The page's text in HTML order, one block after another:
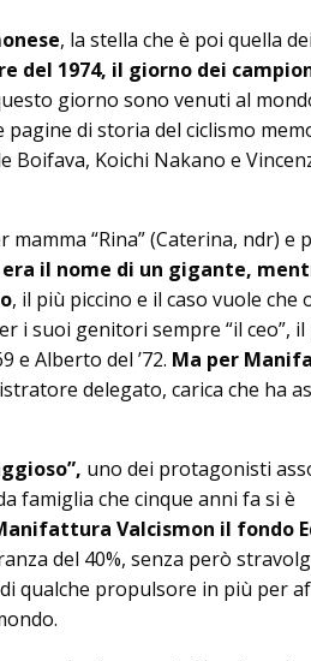
, la stella che è poi quella
del 1974, il giorno dei
giorno sono venuti al
di storia del ciclismo
Boi­fava, Koichi Nakano e
“Rina” (Caterina, ndr) e
il nome di un gigante,
, il più piccino e il caso vuole che
i suoi genitori sempre “il ceo”, il
e Alberto del ’72. Ma per
delegato, carica che ha
uno dei protagonisti
famiglia che cinque anni fa si è
Valcismon il fondo
del 40%, senza però
qualche propulsore in più per